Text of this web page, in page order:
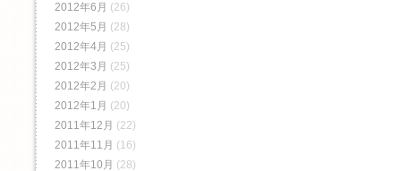
2012年6月 (26)
2012年5月 (28)
2012年4月 (25)
2012年3月 (25)
2012年2月 (20)
2012年1月 (20)
2011年12月 (22)
2011年11月 (16)
2011年10月 (28)